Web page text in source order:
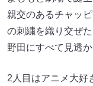
親交のあるチャッ
の刺繍を織り交ぜ
野田にすべて見透
2人目はアニメ大好